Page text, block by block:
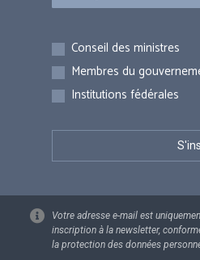
Inscriptions
Conseil des ministres
Membres du
Institutions fédérales
Votre adresse e-mail est
inscription à la newsletter,
la protection des données